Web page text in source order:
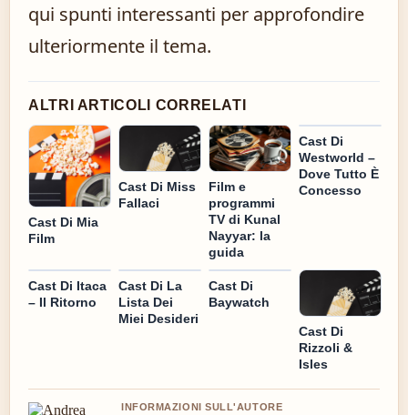
qui spunti interessanti per approfondire
ulteriormente il tema.
ALTRI ARTICOLI CORRELATI
Cast Di Mia
Film
Cast Di Miss
Fallaci
Film e
programmi
TV di Kunal
Nayyar: la
guida
Cast Di
Westworld –
Dove Tutto È
Concesso
Cast Di Itaca
– Il Ritorno
Cast Di La
Lista Dei
Miei Desideri
Cast Di
Baywatch
Cast Di
Rizzoli &
Isles
INFORMAZIONI SULL'AUTORE